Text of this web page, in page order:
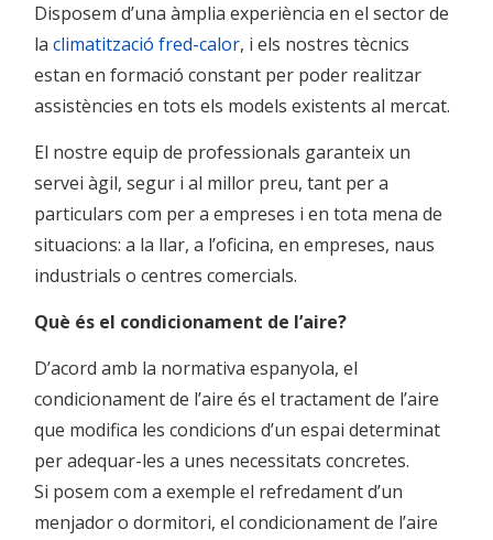
Disposem d’una àmplia experiència en el sector de
la climatització fred-calor, i els nostres tècnics
estan en formació constant per poder realitzar
assistències en tots els models existents al mercat.
El nostre equip de professionals garanteix un
servei àgil, segur i al millor preu, tant per a
particulars com per a empreses i en tota mena de
situacions: a la llar, a l’oficina, en empreses, naus
industrials o centres comercials.
Què és el condicionament de l’aire?
D’acord amb la normativa espanyola, el
condicionament de l’aire és el tractament de l’aire
que modifica les condicions d’un espai determinat
per adequar-les a unes necessitats concretes.
Si posem com a exemple el refredament d’un
menjador o dormitori, el condicionament de l’aire